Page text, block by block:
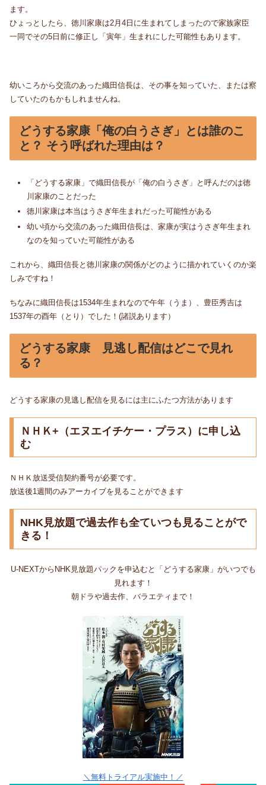
ます。
ひょっとしたら、徳川家康は2月4日に生まれてしまったので家族家臣
一同でその5日前に修正し「寅年」生まれにした可能性もあります。
幼いころから交流のあった織田信長は、その事を知っていた、または察
していたのもかもしれませんね。
どうする家康「俺の白うさぎ」とは誰のこ
と？ そう呼ばれた理由は？
「どうする家康」で織田信長が「俺の白うさぎ」と呼んだのは徳
川家康のことだった
徳川家康は本当はうさぎ年生まれだった可能性がある
幼い頃から交流のあった織田信長は、家康が実はうさぎ年生まれ
なのを知っていた可能性がある
これから、織田信長と徳川家康の関係がどのように描かれていくのか楽
しみですね！
ちなみに織田信長は1534年生まれなので午年（うま）、豊臣秀吉は
1537年の酉年（とり）でした！(諸説あります）
どうする家康 見逃し配信はどこで見れ
る？
どうする家康の見逃し配信を見るには主にふたつ方法があります
ＮＨＫ+（エヌエイチケー・プラス）に申し込
む
ＮＨＫ放送受信契約番号が必要です。
放送後1週間のみアーカイブを見ることができます
NHK見放題で過去作も全ていつも見ることがで
きる！
U-NEXTからNHK見放題パックを申込むと「どうする家康」がいつでも
見れます！
朝ドラや過去作、バラエティまで！
＼無料トライアル実施中！／